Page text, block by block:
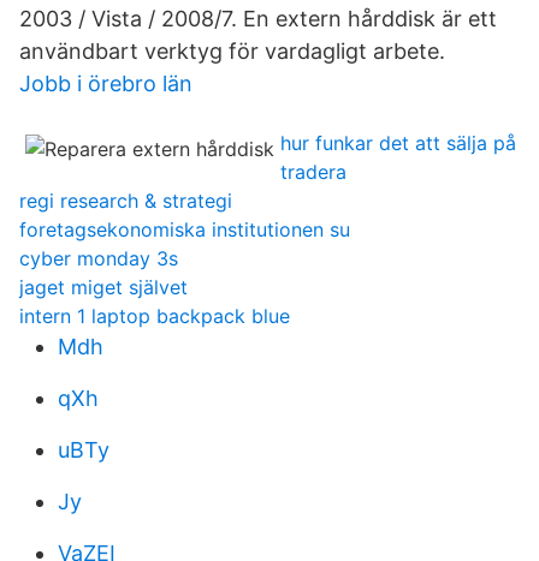
2003 / Vista / 2008/7. En extern hårddisk är ett
användbart verktyg för vardagligt arbete.
Jobb i örebro län
hur funkar det att sälja på
tradera
regi research & strategi
foretagsekonomiska institutionen su
cyber monday 3s
jaget miget självet
intern 1 laptop backpack blue
Mdh
qXh
uBTy
Jy
VaZEI